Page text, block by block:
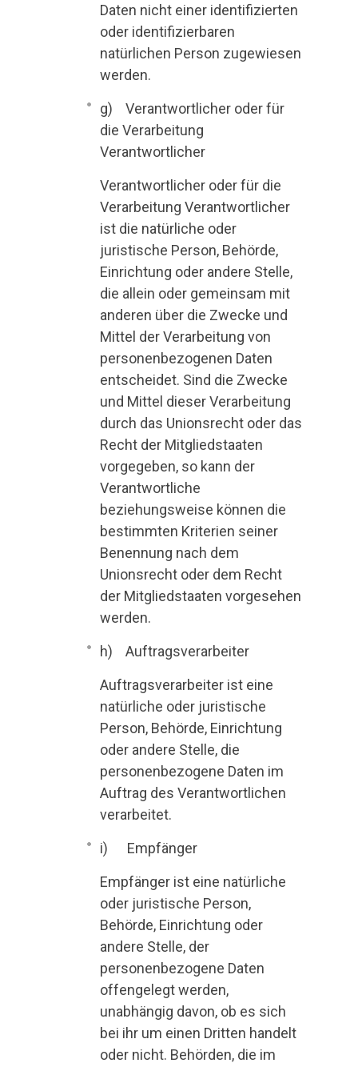
Daten nicht einer identifizierten
oder identifizierbaren
natürlichen Person zugewiesen
werden.
g) Verantwortlicher oder für
die Verarbeitung
Verantwortlicher
Verantwortlicher oder für die
Verarbeitung Verantwortlicher
ist die natürliche oder
juristische Person, Behörde,
Einrichtung oder andere Stelle,
die allein oder gemeinsam mit
anderen über die Zwecke und
Mittel der Verarbeitung von
personenbezogenen Daten
entscheidet. Sind die Zwecke
und Mittel dieser Verarbeitung
durch das Unionsrecht oder das
Recht der Mitgliedstaaten
vorgegeben, so kann der
Verantwortliche
beziehungsweise können die
bestimmten Kriterien seiner
Benennung nach dem
Unionsrecht oder dem Recht
der Mitgliedstaaten vorgesehen
werden.
h) Auftragsverarbeiter
Auftragsverarbeiter ist eine
natürliche oder juristische
Person, Behörde, Einrichtung
oder andere Stelle, die
personenbezogene Daten im
Auftrag des Verantwortlichen
verarbeitet.
i) Empfänger
Empfänger ist eine natürliche
oder juristische Person,
Behörde, Einrichtung oder
andere Stelle, der
personenbezogene Daten
offengelegt werden,
unabhängig davon, ob es sich
bei ihr um einen Dritten handelt
oder nicht. Behörden, die im